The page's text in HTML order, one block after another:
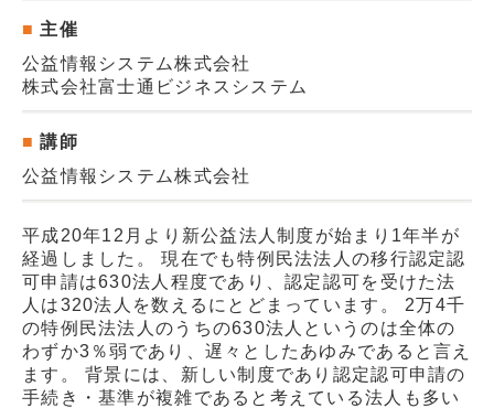
主催
公益情報システム株式会社
株式会社富士通ビジネスシステム
講師
公益情報システム株式会社
平成20年12月より新公益法人制度が始まり1年半が
経過しました。 現在でも特例民法法人の移行認定認
可申請は630法人程度であり、認定認可を受けた法
人は320法人を数えるにとどまっています。 2万4千
の特例民法法人のうちの630法人というのは全体の
わずか3％弱であり、遅々としたあゆみであると言え
ます。 背景には、新しい制度であり認定認可申請の
手続き・基準が複雑であると考えている法人も多い